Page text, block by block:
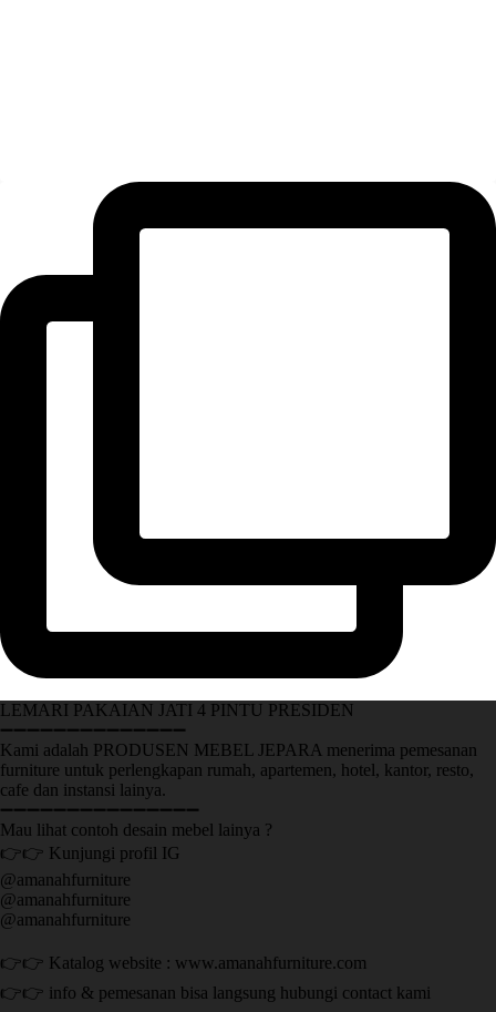
LEMARI PAKAIAN JATI 4 PINTU PRESIDEN
➖➖➖➖➖➖➖➖➖➖➖➖➖➖
Kami adalah PRODUSEN MEBEL JEPARA menerima pemesanan
furniture untuk perlengkapan rumah, apartemen, hotel, kantor, resto,
cafe dan instansi lainya.
➖➖➖➖➖➖➖➖➖➖➖➖➖➖➖
Mau lihat contoh desain mebel lainya ?
👉👉 Kunjungi profil IG
@amanahfurniture
@amanahfurniture
@amanahfurniture
👉👉 Katalog website : www.amanahfurniture.com
👉👉 info & pemesanan bisa langsung hubungi contact kami